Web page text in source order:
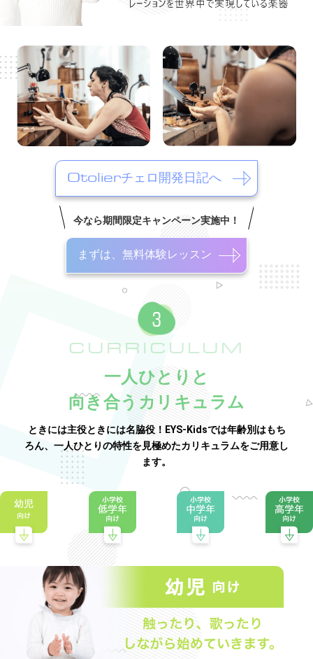
Otolierチェロ開発日記へ
今なら期間限定キャンペーン実施中！
まずは、無料体験レッスン
CURRICULUM
一人ひとりと
向き合うカリキュラム
ときには主役ときには名脇役！EYS-Kidsでは年齢別はもち
ろん、一人ひとりの特性を見極めたカリキュラムをご用意し
ます。